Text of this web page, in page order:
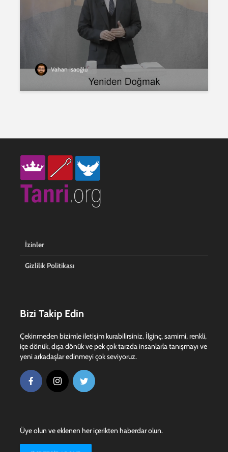
Vahan İsaoğlu
İzinler
Gizlilik Politikası
Bizi Takip Edin
Çekinmeden bizimle iletişim kurabilirsiniz. İlginç, samimi, renkli,
içe dönük, dışa dönük ve pek çok tarzda insanlarla tanışmayı ve
yeni arkadaşlar edinmeyi çok seviyoruz.
Üye olun ve eklenen her içerikten haberdar olun.